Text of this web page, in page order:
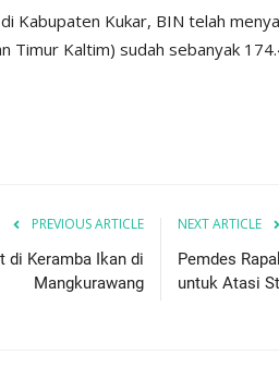
Kabupaten Kukar, BIN telah
Timur Kaltim) sudah sebanyak
PREVIOUS ARTICLE
di Keramba Ikan di
Mangkurawang
NEXT ARTICLE
Pemdes
untuk Atasi